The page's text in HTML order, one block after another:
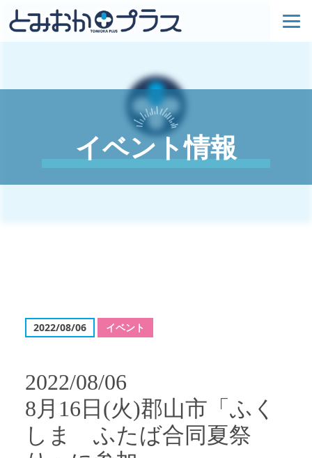
イベント情報
2022/08/06 イベント
2022/08/06
8月16日(火)郡山市「ふく
しま ふたば合同夏祭